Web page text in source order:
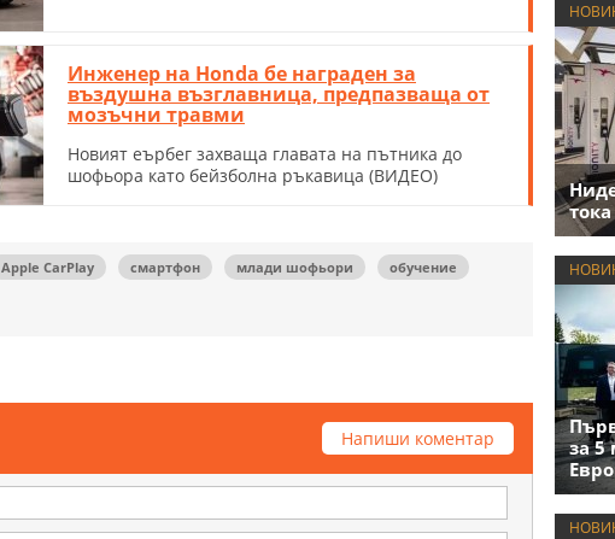
Инженер на Honda бе награден за
въздушна възглавница, предпазваща от
мозъчни травми
Новият еърбег захваща главата на пътника до
шофьора като бейзболна ръкавица (ВИДЕО)
Apple CarPlay смартфон млади шофьори
обучение
Напиши коментар
за 5